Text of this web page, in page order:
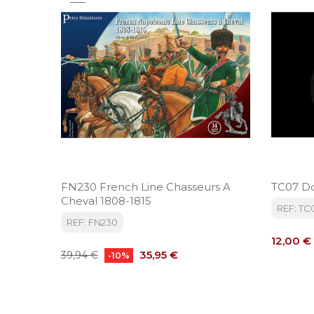
FN230 French Line Chasseurs A
Cheval 1808-1815
REF: FN230
Precio
39,94 € -10% Precio
35,95 €
TC07
REF:
Precio
12,00 €